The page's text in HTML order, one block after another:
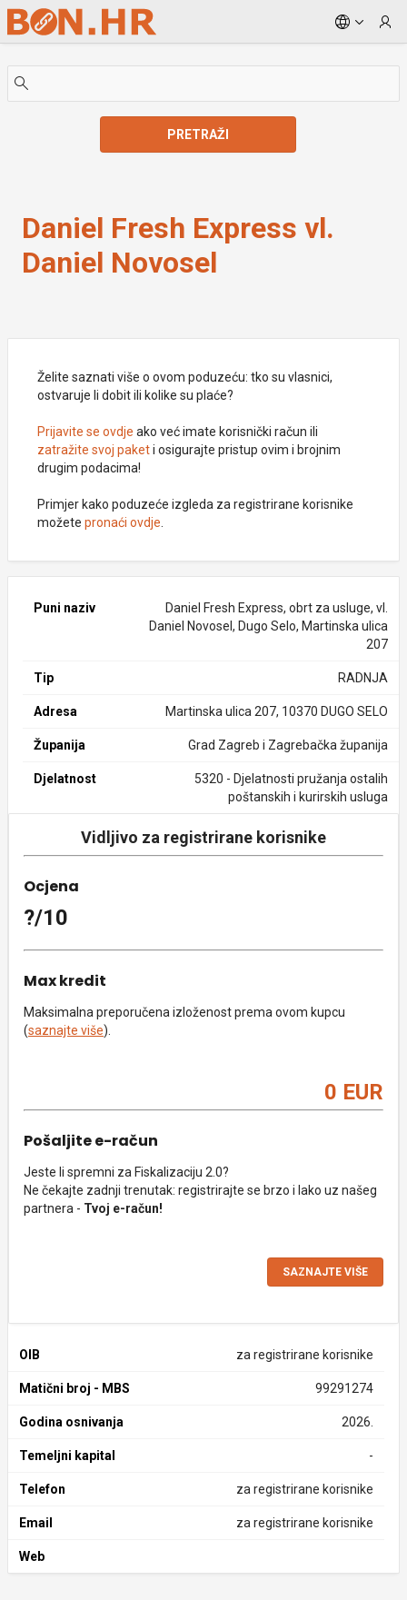
Skip to Main Content
PRETRAŽI
Daniel Fresh Express vl.
Daniel Novosel
Želite saznati više o ovom poduzeću: tko su vlasnici,
ostvaruje li dobit ili kolike su plaće?
Prijavite se ovdje ako već imate korisnički račun ili
zatražite svoj paketi osigurajte pristup ovim i brojnim
drugim podacima!
Primjer kako poduzeće izgleda za registrirane korisnike
možete pronaći ovdje
Puni naziv
Daniel Fresh Express, obrt za usluge, vl.
Daniel Novosel, Dugo Selo, Martinska ulica
207
Tip RADNJA
Adresa Martinska ulica 207, 10370 DUGO SELO
Županija Grad Zagreb i Zagrebačka županija
Djelatnost
5320 - Djelatnosti pružanja ostalih
poštanskih i kurirskih usluga
Vidljivo za registrirane korisnike
Ocjena
?/10
Max kredit
Maksimalna preporučena izloženost prema ovom kupcu
(saznajte više).
0 EUR
Pošaljite e-račun
Jeste li spremni za Fiskalizaciju 2.0?
Ne čekajte zadnji trenutak: registrirajte se brzo i lako uz našeg
partnera - Tvoj e-račun!
SAZNAJTE VIŠE
OIB za registrirane korisnike
Matični broj - MBS 99291274
Godina osnivanja 2026.
Temeljni kapital -
Telefon za registrirane korisnike
Email za registrirane korisnike
Web